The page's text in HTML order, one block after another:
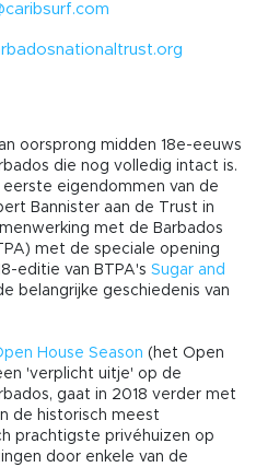
oorsprong midden 18e-eeuws
die nog volledig intact is.
eerste eigendommen van de
Bannister aan de Trust in
met de Barbados
met de speciale opening
editie van BTPA's Sugar and
belangrijke geschiedenis van
House Season (het Open
'verplicht uitje' op de
gaat in 2018 verder met
de historisch meest
prachtigste privéhuizen op
door enkele van de